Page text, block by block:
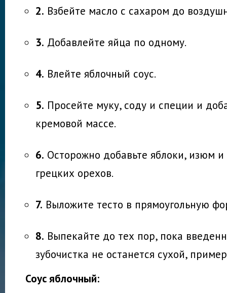
2. Взбейте масло с сахаром до
3. Добавлейте яйца по одному.
4. Влейте яблочный соус.
5. Просейте муку, соду и специи и
кремовой массе.
6. Осторожно добавьте яблоки, изюм и
грецких орехов.
7. Выложите тесто в прямоугольную
8. Выпекайте до тех пор, пока
зубочистка не останется сухой,
Соус яблочный: